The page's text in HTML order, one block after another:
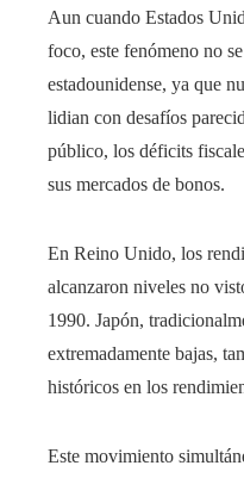
Aun cuando Estados
foco, este fenómeno no
estadounidense, ya que
lidian con desafíos
público, los déficits
sus mercados de bonos.
En Reino Unido, los
alcanzaron niveles no
1990. Japón,
extremadamente bajas,
históricos en los
Este movimiento